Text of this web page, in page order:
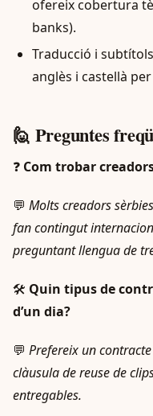
ofereix cobertura
banks).
Traducció i
anglès i castellà
🙋 Preguntes
❓ Com trobar
💬 Molts creadors
fan contingut
preguntant llengua de
🛠️ Quin tipus de
d’un dia?
💬 Prefereix un
clàusula de reuse de
entregables.